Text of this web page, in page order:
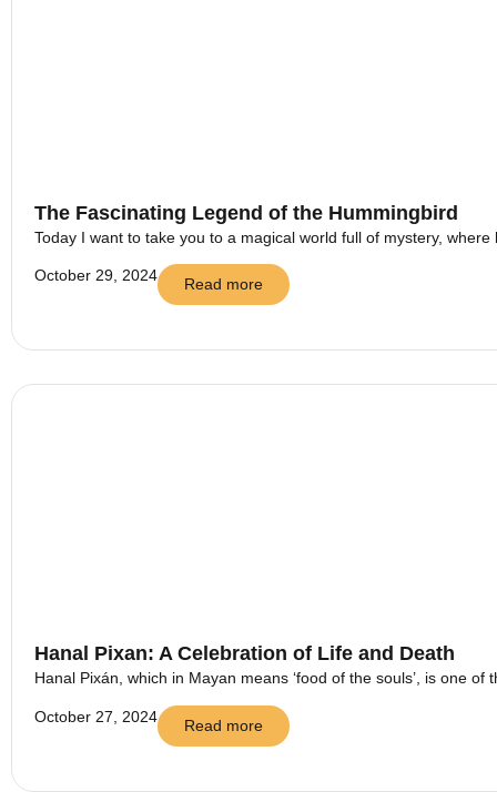
The Fascinating Legend of the Hummingbird
Today I want to take you to a magical world full of mystery,
October 29, 2024 Read more
Hanal Pixan: A Celebration of Life and Death
Hanal Pixán, which in Mayan means ‘food of the souls’, is one
October 27, 2024 Read more